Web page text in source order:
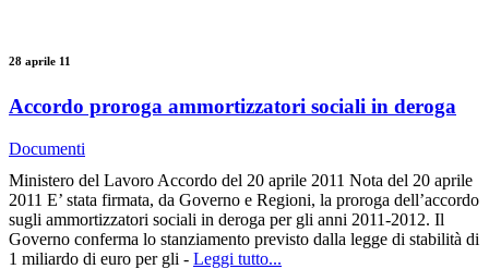
28 aprile 11
Accordo proroga ammortizzatori sociali in deroga
Documenti
Ministero del Lavoro Accordo del 20 aprile 2011 Nota del 20 aprile
2011 E’ stata firmata, da Governo e Regioni, la proroga dell’accordo
sugli ammortizzatori sociali in deroga per gli anni 2011-2012. Il
Governo conferma lo stanziamento previsto dalla legge di stabilità di
1 miliardo di euro per gli - Leggi tutto...